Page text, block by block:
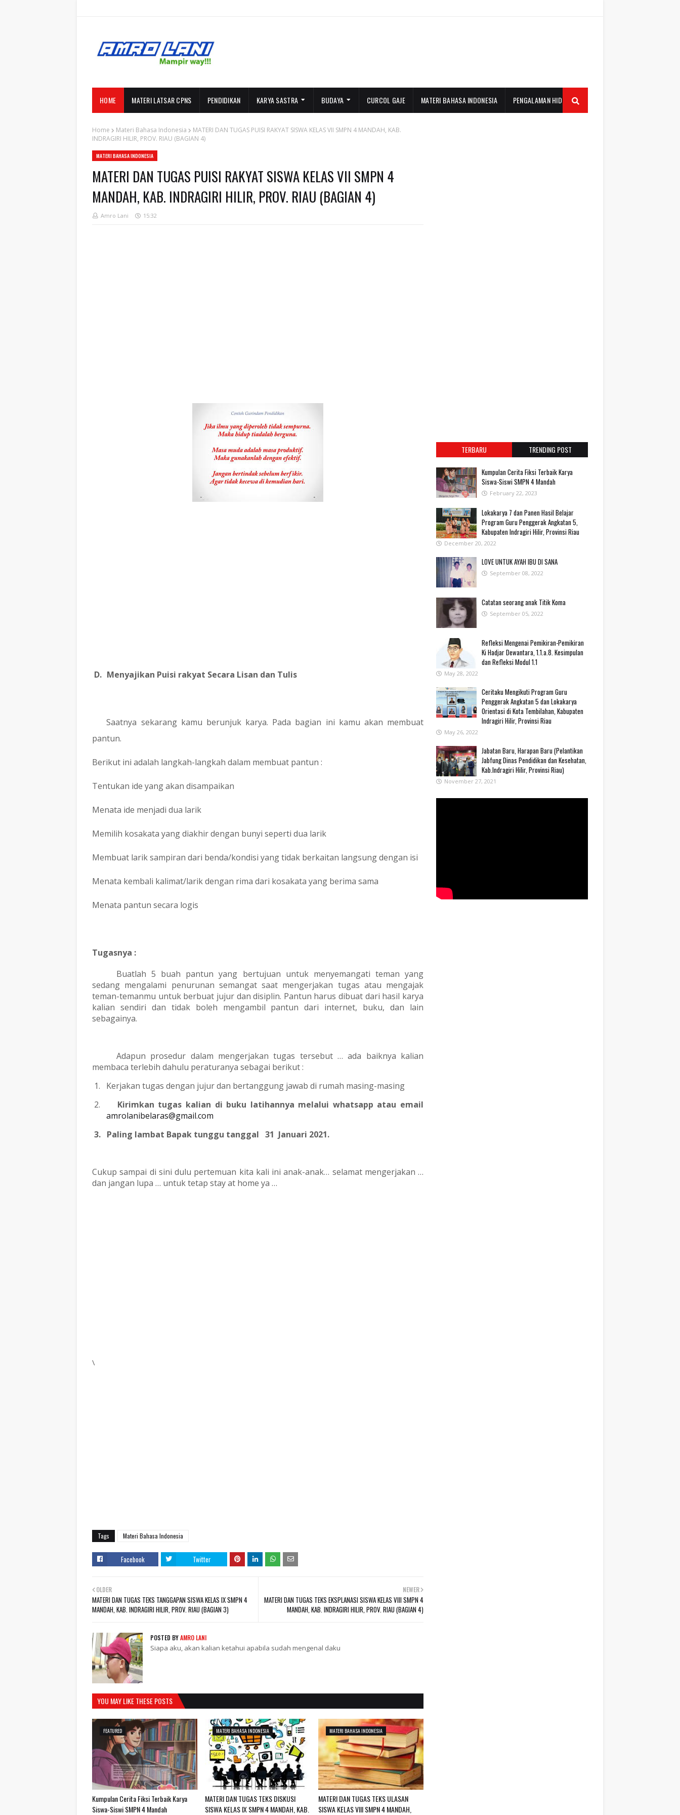
HOME MATERI LATSAR CPNS PENDIDIKAN KARYA SASTRA BUDAYA CURCOL GAJE MATERI BAHASA INDONESIA PENGALAMAN HIDUP
Home Materi Bahasa Indonesia
MATERI DAN TUGAS PUISI RAKYAT SISWA KELAS VII SMPN 4 MANDAH, KAB.
INDRAGIRI HILIR, PROV. RIAU (BAGIAN 4)
MATERI BAHASA INDONESIA
MATERI DAN TUGAS PUISI RAKYAT SISWA KELAS VII SMPN 4
MANDAH, KAB. INDRAGIRI HILIR, PROV. RIAU (BAGIAN 4)
Amro Lani 15:32
D. Menyajikan Puisi rakyat Secara Lisan dan Tulis
Saatnya sekarang kamu berunjuk karya. Pada bagian ini kamu akan membuat
pantun.
Berikut ini adalah langkah-langkah dalam membuat pantun :
Tentukan ide yang akan disampaikan
Menata ide menjadi dua larik
Memilih kosakata yang diakhir dengan bunyi seperti dua larik
Membuat larik sampiran dari benda/kondisi yang tidak berkaitan langsung dengan isi
Menata kembali kalimat/larik dengan rima dari kosakata yang berima sama
Menata pantun secara logis
Tugasnya :
Buatlah 5 buah pantun yang bertujuan untuk menyemangati teman yang
sedang mengalami penurunan semangat saat mengerjakan tugas atau mengajak
teman-temanmu untuk berbuat jujur dan disiplin. Pantun harus dibuat dari hasil karya
kalian sendiri dan tidak boleh mengambil pantun dari internet, buku, dan lain
sebagainya.
Adapun prosedur dalam mengerjakan tugas tersebut … ada baiknya kalian
membaca terlebih dahulu peraturanya sebagai berikut :
1.
Kerjakan tugas dengan jujur dan bertanggung jawab di rumah masing-masing
2.
Kirimkan tugas kalian di buku latihannya melalui whatsapp atau email
amrolanibelaras@gmail.com
3. Paling lambat Bapak tunggu tanggal 31 Januari 2021.
Cukup sampai di sini dulu pertemuan kita kali ini anak-anak… selamat mengerjakan …
dan jangan lupa … untuk tetap stay at home ya …
\
Tags Materi Bahasa Indonesia
Facebook Twitter
NEWER
MATERI DAN TUGAS TEKS EKSPLANASI SISWA KELAS VIII SMPN 4
MANDAH, KAB. INDRAGIRI HILIR, PROV. RIAU (BAGIAN 4)
OLDER
MATERI DAN TUGAS TEKS TANGGAPAN SISWA KELAS IX SMPN 4
MANDAH, KAB. INDRAGIRI HILIR, PROV. RIAU (BAGIAN 3)
POSTED BYAMRO LANI
Siapa aku, akan kalian ketahui apabila sudah mengenal daku
YOU MAY LIKE THESE POSTS
FEATURED
Kumpulan Cerita Fiksi Terbaik Karya
Siswa-Siswi SMPN 4 Mandah
MATERI BAHASA INDONESIA
MATERI DAN TUGAS TEKS DISKUSI
SISWA KELAS IX SMPN 4 MANDAH, KAB.
MATERI BAHASA INDONESIA
MATERI DAN TUGAS TEKS ULASAN
SISWA KELAS VIII SMPN 4 MANDAH,
TERBARU TRENDING POST
Kumpulan Cerita Fiksi Terbaik Karya
Siswa-Siswi SMPN 4 Mandah
February 22, 2023
Lokakarya 7 dan Panen Hasil Belajar
Program Guru Penggerak Angkatan 5,
Kabupaten Indragiri Hilir, Provinsi Riau
December 20, 2022
LOVE UNTUK AYAH IBU DI SANA
September 08, 2022
Catatan seorang anak Titik Koma
September 05, 2022
Refleksi Mengenai Pemikiran-Pemikiran
Ki Hadjar Dewantara, 1.1.a.8. Kesimpulan
dan Refleksi Modul 1.1
May 28, 2022
Ceritaku Mengikuti Program Guru
Penggerak Angkatan 5 dan Lokakarya
Orientasi di Kota Tembilahan, Kabupaten
Indragiri Hilir, Provinsi Riau
May 26, 2022
Jabatan Baru, Harapan Baru (Pelantikan
Jabfung Dinas Pendidikan dan Kesehatan,
Kab.Indragiri Hilir, Provinsi Riau)
November 27, 2021